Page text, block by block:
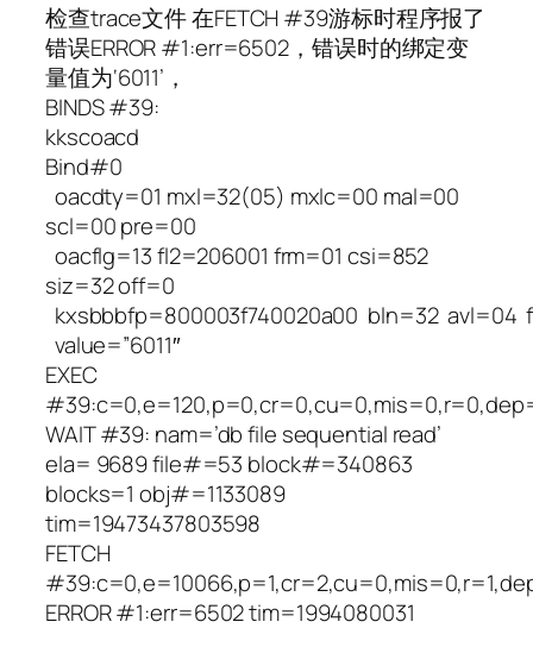
检查trace文件 在FETCH #39游标时程序报了
错误ERROR #1:err=6502，错误时的绑定变
量值为‘6011’，
BINDS #39:
kkscoacd
Bind#0
oacdty=01 mxl=32(05) mxlc=00 mal=00
scl=00 pre=00
oacflg=13 fl2=206001 frm=01 csi=852
siz=32 off=0
kxsbbbfp=800003f740020a00 bln=32 avl=04
value=”6011″
EXEC
WAIT #39: nam=’db file sequential read’
ela= 9689 file#=53 block#=340863
blocks=1 obj#=1133089
tim=19473437803598
FETCH
ERROR #1:err=6502 tim=1994080031